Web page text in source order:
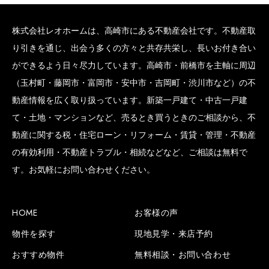
株式会社レオホームは、高崎市にある不動産会社です。不動産取
り引きを通じ、出会う多くの方々と共存共栄し、長いお付き合い
ができるよう日々尽力しています。高崎市・前橋市を主軸に周辺
（玉村町・藤岡市・富岡市・安中市・吉岡町・渋川市など）の不
動産情報を広く取り扱っています。新築一戸建て・中古一戸建
て・土地・マンションなど、売るとき買うときのご相談から、不
動産に関する税・住宅ローン・リフォーム・賃貸・管理・不動産
の有効利用・不動産トラブル・相続などなど、ご相談は無料で
す。お気軽にお問い合わせください。
HOME
物件を探す
おすすめ物件
お客様の声
現地見学・来店予約
無料相談・お問い合わせ